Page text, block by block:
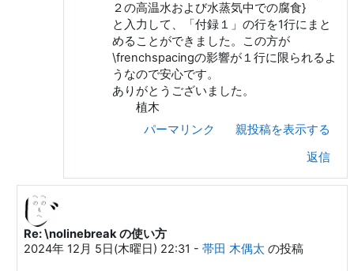
２の高温水および水蒸気中での腐食}
と入力して、「付録１」の行を1行にまと
めることができました。この方が
\frenchspacingの影響が１行に限られるよ
うなので安心です。
ありがとうございました。
植木
パーマリンク
親投稿を表示する
返信
ueki ichiro への返信
Re: \nolinebreak の使い方
2024年 12月 5日(木曜日) 22:31 - 帯田 木偶太 の投稿